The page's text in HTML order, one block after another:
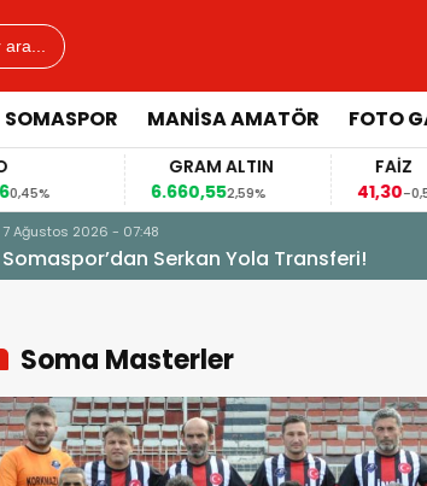
SOMASPOR MANISA AMATÖR FOTO
GRAM ALTIN
6.660,552,59%
FAİZ
41,30
-0,55%
7 Ağustos 2026 - 07:48
Somaspor’dan Serkan Yola Transferi!
Soma Masterler